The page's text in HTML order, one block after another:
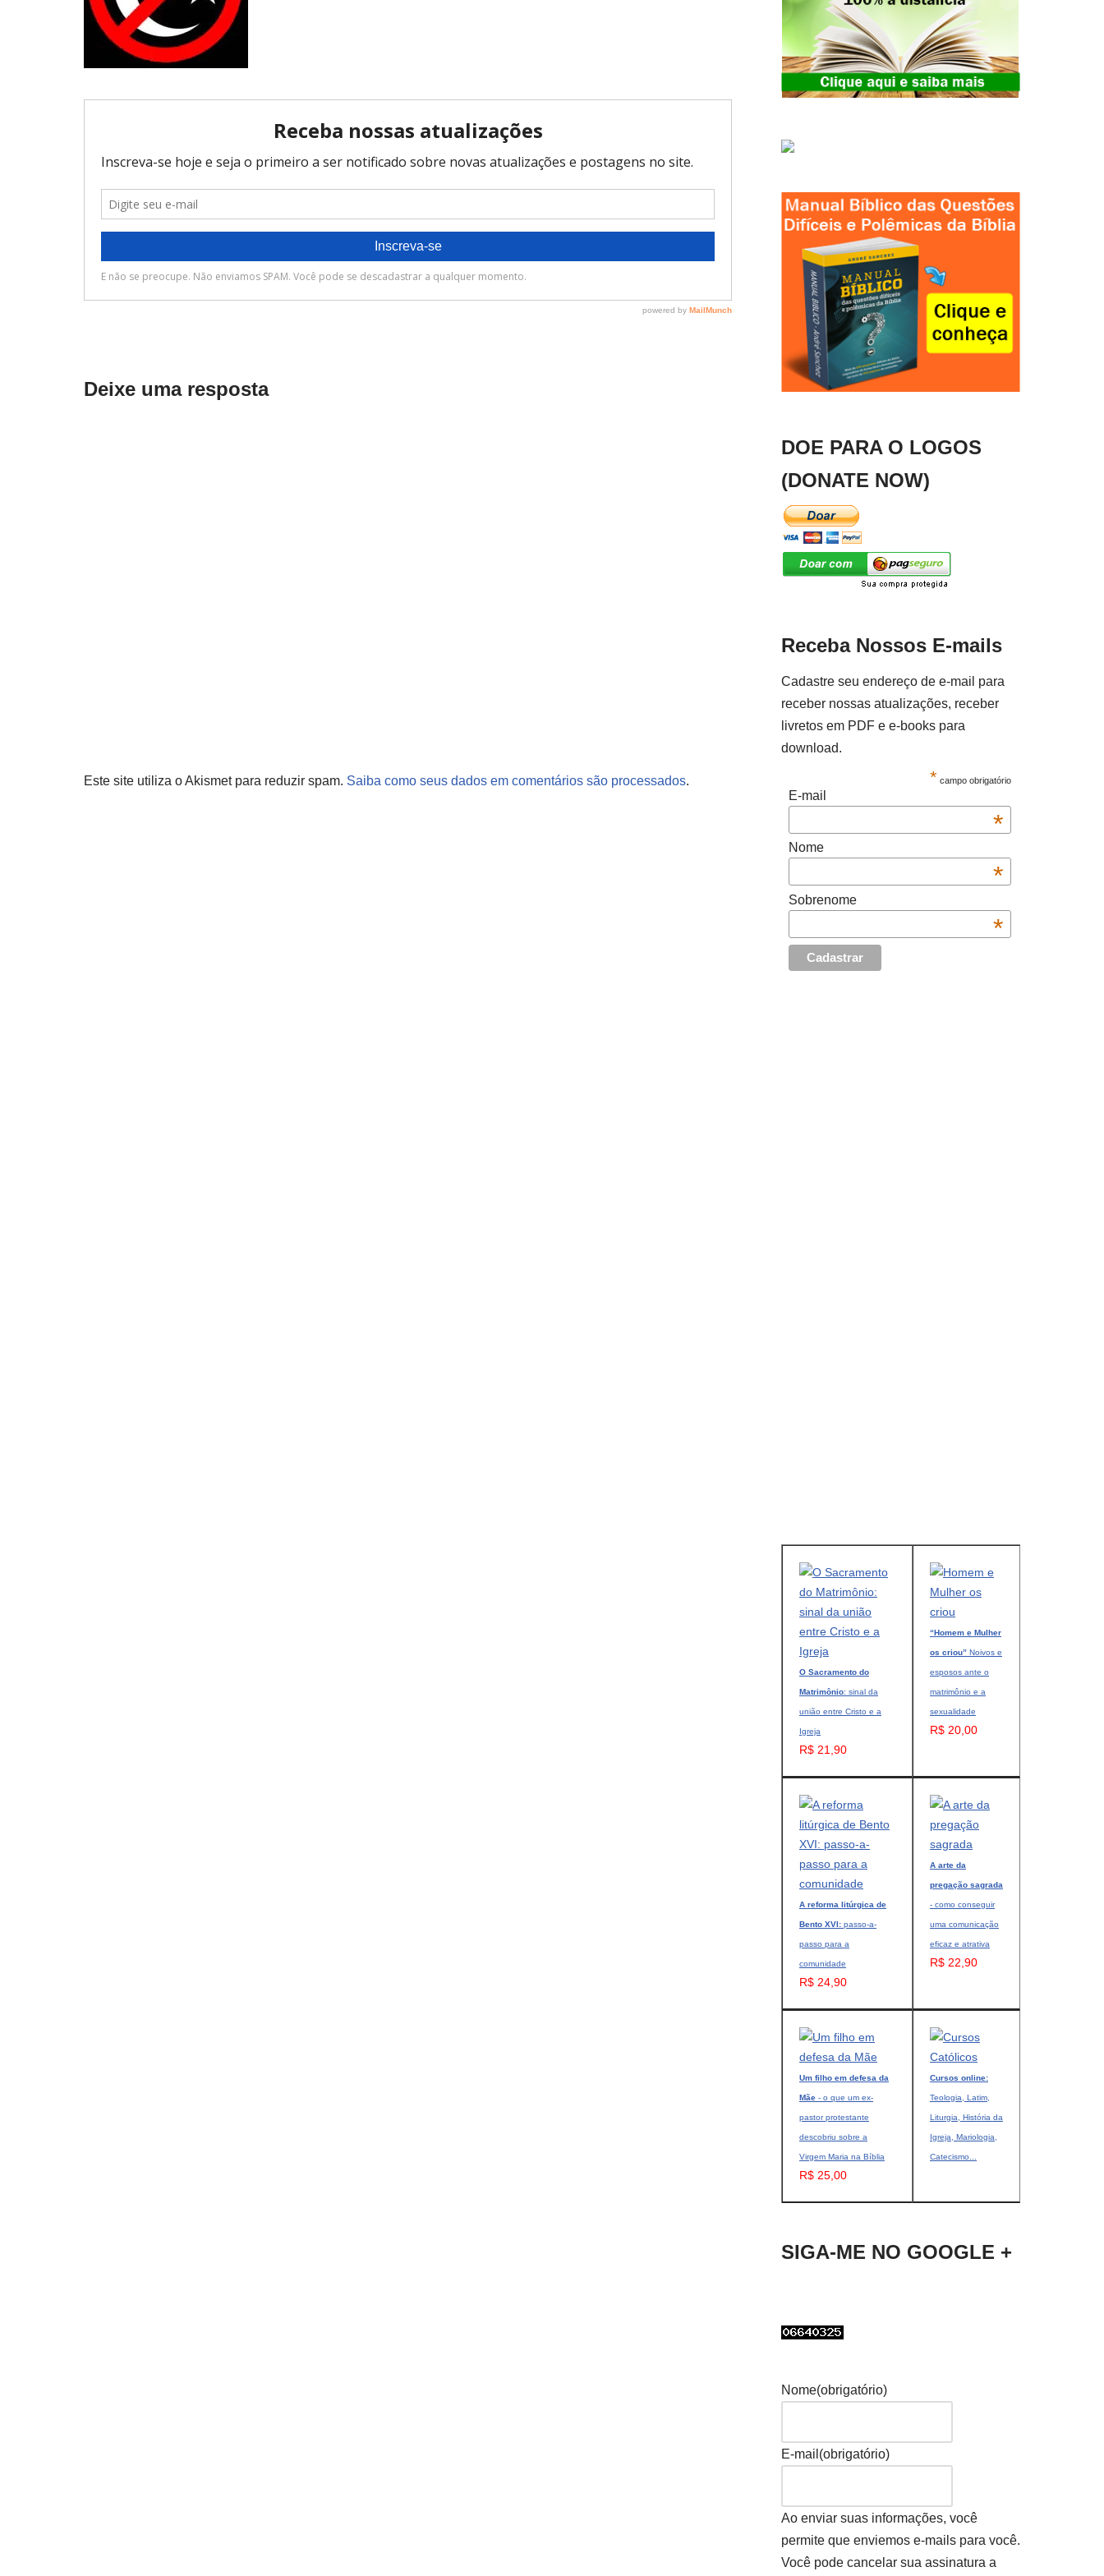
Deixe uma resposta
Este site utiliza o Akismet para reduzir spam. Saiba como seus dados em comentários são processados.
DOE PARA O LOGOS
(DONATE NOW)
Receba Nossos E-mails
Cadastre seu endereço de e-mail para
receber nossas atualizações, receber
livretos em PDF e e-books para
download.
* campo obrigatório
E-mail
*
Nome
*
Sobrenome
*
O Sacramento do
Matrimônio: sinal da
união entre Cristo e a
Igreja
R$ 21,90
“Homem e Mulher
os criou” Noivos e
esposos ante o
matrimônio e a
sexualidade
R$ 20,00
A reforma litúrgica de
Bento XVI: passo-a-
passo para a
comunidade
R$ 24,90
A arte da
pregação sagrada
- como conseguir
uma comunicação
eficaz e atrativa
R$ 22,90
Um filho em defesa da
Mãe - o que um ex-
pastor protestante
descobriu sobre a
Virgem Maria na Bíblia
R$ 25,00
Cursos online:
Teologia, Latim,
Liturgia, História da
Igreja, Mariologia,
Catecismo...
SIGA-ME NO GOOGLE +
Nome(obrigatório)
E-mail (obrigatório)
Ao enviar suas informações, você
permite que enviemos e-mails para você.
Você pode cancelar sua assinatura a